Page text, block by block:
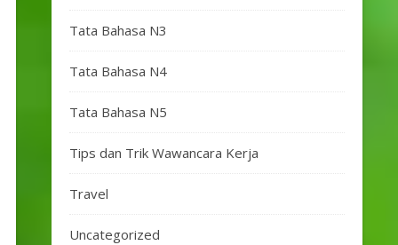
Tata Bahasa N3
Tata Bahasa N4
Tata Bahasa N5
Tips dan Trik Wawancara Kerja
Travel
Uncategorized